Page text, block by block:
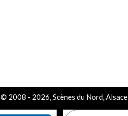
© 2008 - 2026, Scènes du Nord, Alsace